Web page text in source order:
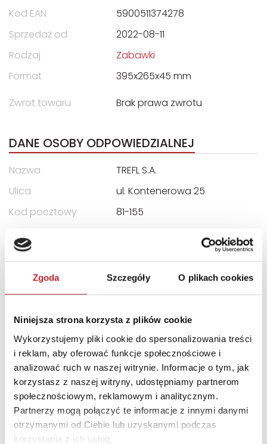
Zgoda Szczegóły O plikach cookies
Niniejsza strona korzysta z plików cookie
Wykorzystujemy pliki cookie do spersonalizowania treści
i reklam, aby oferować funkcje społecznościowe i
analizować ruch w naszej witrynie. Informacje o tym, jak
korzystasz z naszej witryny, udostępniamy partnerom
społecznościowym, reklamowym i analitycznym.
Partnerzy mogą połączyć te informacje z innymi danymi
otrzymanymi od Ciebie lub uzyskanymi podczas
korzystania z ich usług.
Kod EAN
5900511374278
Sprzedaż od
2022-08-11
Rodzaj
Zabawki
Format
395x265x45 mm
Zwrot towaru
Brak prawa zwrotu
DANE OSOBY ODPOWIEDZIALNEJ
Nazwa
TREFL S.A.
Ulica
ul. Kontenerowa 25
Kod pocztowy
81-155
E-mail
INNI KLIENCI KUPOWALI